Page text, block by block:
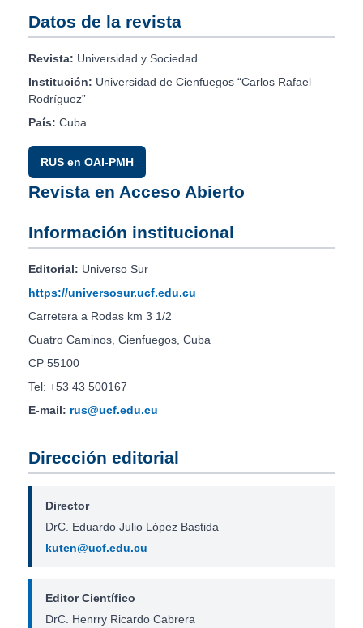
Datos de la revista
Revista: Universidad y Sociedad
Institución: Universidad de Cienfuegos “Carlos Rafael
Rodríguez”
País: Cuba
RUS en OAI-PMH
Revista en Acceso Abierto
Información institucional
Editorial: Universo Sur
https://universosur.ucf.edu.cu
Carretera a Rodas km 3 1/2
Cuatro Caminos, Cienfuegos, Cuba
CP 55100
Tel: +53 43 500167
E-mail: rus@ucf.edu.cu
Dirección editorial
Director
DrC. Eduardo Julio López Bastida
kuten@ucf.edu.cu
Editor Científico
DrC. Henrry Ricardo Cabrera